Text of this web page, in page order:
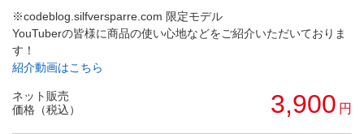
※codeblog.silfversparre.com 限定モデル
YouTuberの皆様に商品の使い心地などをご紹介いただいておりま
す！
紹介動画はこちら
ネット販売
価格（税込）
3,900 円